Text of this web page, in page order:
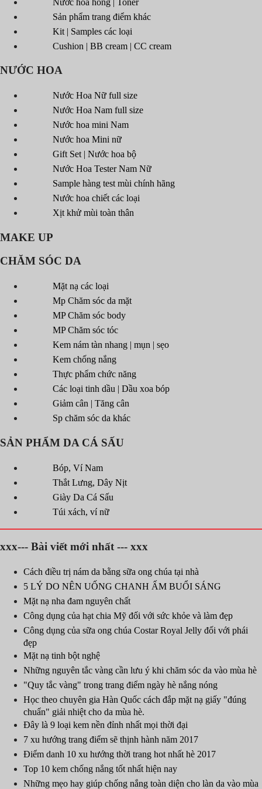
Sản phẩm trang điểm khác
Kit | Samples các loại
Cushion | BB cream | CC cream
NƯỚC HOA
Nước Hoa Nữ full size
Nước Hoa Nam full size
Nước hoa mini Nam
Nước hoa Mini nữ
Gift Set | Nước hoa bộ
Nước Hoa Tester Nam Nữ
Sample hàng test mùi chính hãng
Nước hoa chiết các loại
Xịt khử mùi toàn thân
MAKE UP
CHĂM SÓC DA
Mặt nạ các loại
Mp Chăm sóc da mặt
MP Chăm sóc body
MP Chăm sóc tóc
Kem nám tàn nhang | mụn | sẹo
Kem chống nắng
Thực phẩm chức năng
Các loại tinh dầu | Dầu xoa bóp
Giảm cân | Tăng cân
Sp chăm sóc da khác
SẢN PHẨM DA CÁ SẤU
Bóp, Ví Nam
Thắt Lưng, Dây Nịt
Giày Da Cá Sấu
Túi xách, ví nữ
xxx--- Bài viết mới nhất --- xxx
Cách điều trị nám da bằng sữa ong chúa tại nhà
5 LÝ DO NÊN UỐNG CHANH ẤM BUỔI SÁNG
Mặt nạ nha đam nguyên chất
Công dụng của hạt chia Mỹ đối với sức khỏe và làm đẹp
Công dụng của sữa ong chúa Costar Royal Jelly đối với phái
đẹp
Mặt nạ tinh bột nghệ
Những nguyên tắc vàng cần lưu ý khi chăm sóc da vào mùa hè
"Quy tắc vàng" trong trang điểm ngày hè nắng nóng
Học theo chuyên gia Hàn Quốc cách đắp mặt nạ giấy "đúng
chuẩn" giải nhiệt cho da mùa hè.
Đây là 9 loại kem nền đỉnh nhất mọi thời đại
7 xu hướng trang điểm sẽ thịnh hành năm 2017
Điểm danh 10 xu hướng thời trang hot nhất hè 2017
Top 10 kem chống nắng tốt nhất hiện nay
Những mẹo hay giúp chống nắng toàn diện cho làn da vào mùa